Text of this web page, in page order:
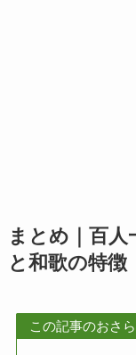
まとめ｜百人
と和歌の特徴
この記事のおさ